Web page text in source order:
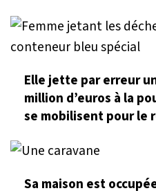
Elle jette par erreur
million d’euros à la
se mobilisent pour le
Sa maison est